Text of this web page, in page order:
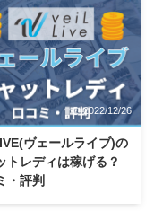
2022/12/26
ヴェールライブ)の
トレディは稼げる？
・評判